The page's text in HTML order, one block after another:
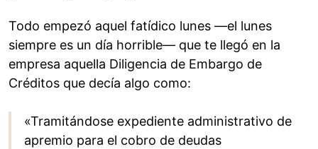
Todo empezó aquel fatídico lunes —el lunes
siempre es un día horrible— que te llegó en la
empresa aquella Diligencia de Embargo de
Créditos que decía algo como:
«Tramitándose expediente administrativo de
apremio para el cobro de deudas